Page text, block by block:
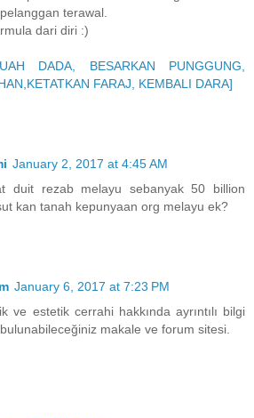
terawal.
dari diri :)
DADA, BESARKAN PUNGGUNG,
FARAJ, KEMBALI DARA]
January 2, 2017 at 4:45 AM
duit rezab melayu sebanyak 50 billion
kan tanah kepunyaan org melayu ek?
January 6, 2017 at 7:23 PM
ve estetik cerrahi hakkında ayrıntılı bilgi
makale ve forum sitesi.